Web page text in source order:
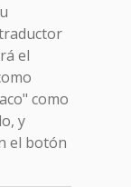
el
como
y
el botón